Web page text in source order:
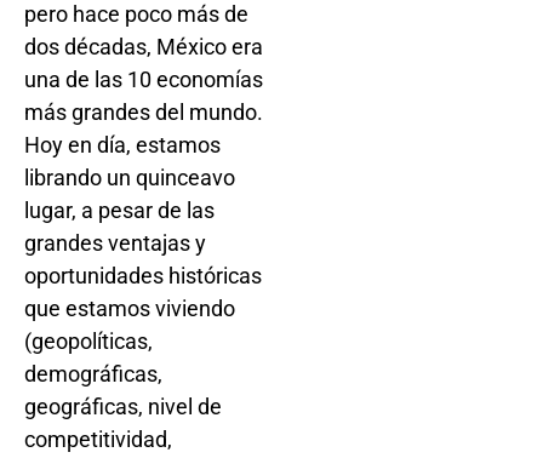
pero hace poco más de
dos décadas, México era
una de las 10 economías
más grandes del mundo.
Hoy en día, estamos
librando un quinceavo
lugar, a pesar de las
grandes ventajas y
oportunidades históricas
que estamos viviendo
(geopolíticas,
demográficas,
geográficas, nivel de
competitividad,